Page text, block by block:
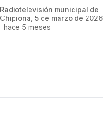
Radiotelevisión municipal de
Chipiona, 5 de marzo de 2026
hace 5 meses